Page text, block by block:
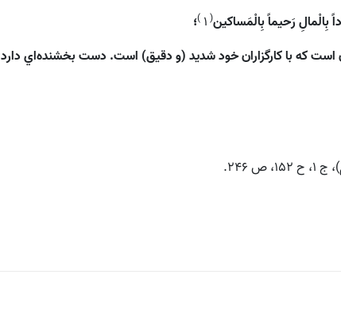
بِالْمالِ رَحيماً بِالْمَساكين(
1
)؛
كه با كارگزاران خود شديد (و دقيق) است. دست بخشنده‌اي دارد
ص 246.